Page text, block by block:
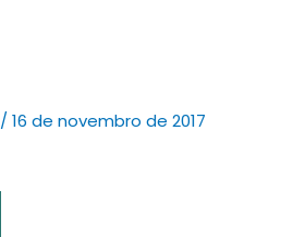
/16 de novembro de 2017